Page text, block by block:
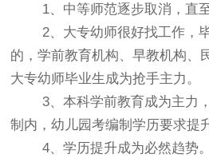
1、中等师范逐步取消，直
2、大专幼师很好找工作，毕
的，学前教育机构、早教机构、
大专幼师毕业生成为抢手主力。
3、本科学前教育成为主力，
制内，幼儿园考编制学历要求提
4、学历提升成为必然趋势。